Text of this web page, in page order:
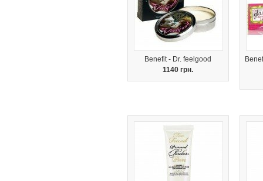
Benefit - Dr. feelgood
1140 грн.